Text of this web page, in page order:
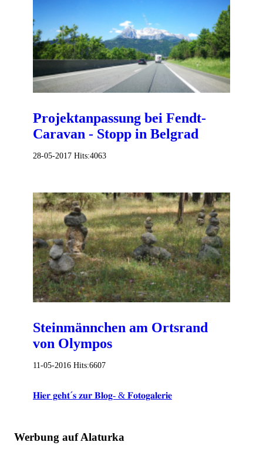
Projektanpassung bei Fendt-
Caravan - Stopp in Belgrad
28-05-2017 Hits:4063
Steinmännchen am Ortsrand
von Olympos
11-05-2016 Hits:6607
𝐇𝐢𝐞𝐫 𝐠𝐞𝐡𝐭´𝐬 𝐳𝐮𝐫 𝐁𝐥𝐨𝐠- & 𝐅𝐨𝐭𝐨𝐠𝐚𝐥𝐞𝐫𝐢𝐞
Werbung auf Alaturka